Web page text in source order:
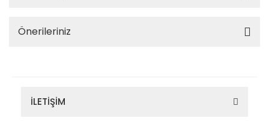
Önerileriniz
İLETİŞİM